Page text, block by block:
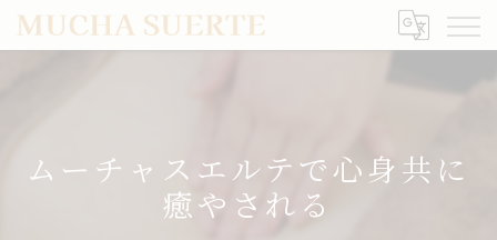
ムーチャスエルテで心身共に
癒やされる